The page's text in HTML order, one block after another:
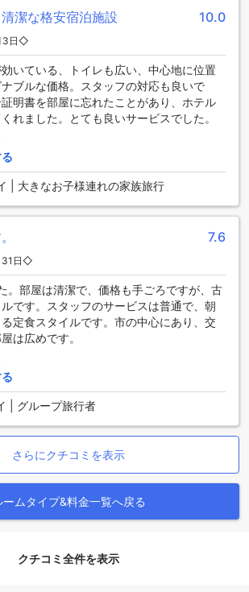
統的な料理やお土産を楽しむことができ
ンパトムの中心部には古代遺跡や寺院が
興味のある人にとっては魅力的な場所で
ック・パビリオン（SHAエクストラプラ
、観光客にとって充実した滞在を約束し
パビリオン（SHAエクストラプラス）へ
パビリオン（SHAエクストラプラス）へ
紹介します。ラッチャプルエックパビリ
の空港からのアクセスも便利です。
するためには、まず最寄りの空港である
リオン（SHAエクストラプラス）へは、
ーを利用することができます。タクシー
で利用可能であり、約30分程度で目的地
きます。また、ウタポー国際空港にはレ
あり、自分のペースで移動することがで
外にも、バンコクのスワンナプーム国際
港からもナコンパトムへのアクセスが可
港からは、バスや電車を利用してナコン
ができます。バスや電車は頻繁に運行さ
動が可能です。ラッチャプルエックパビ
って理想的な宿泊施設です。
いくつかの魅力的なランドマークとアトラ
潔な格安宿泊施設 10.0
3日◇
いている、トイレも広い、中心地に位置
ブルな価格。スタッフの対応も良いで
明書を部屋に忘れたことがあり、ホテル
れました。とても良いサービスでした。
| 大きなお子様連れの家族旅行
7.6
31日◇
。部屋は清潔で、価格も手ごろですが、古
です。スタッフのサービスは普通で、朝
定食スタイルです。市の中心にあり、交
は広めです。
| グループ旅行者
さらにクチコミを表示
ームタイプ&料金一覧へ戻る
クチコミ全件を表示